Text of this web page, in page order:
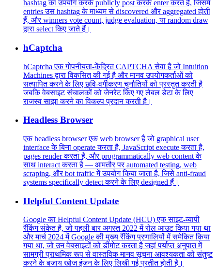
hashtag का उपयोग करके publicly post करके enter करते हैं, जिसमें
entries उस hashtag के माध्यम से discovered और aggregated होती
हैं, और winners vote count, judge evaluation, या random draw
द्वारा select किए जाते हैं।
hCaptcha
hCaptcha एक गोपनीयता-केंद्रित CAPTCHA सेवा है जो Intuition
Machines द्वारा विकसित की गई है और मानव उपयोगकर्ताओं को
सत्यापित करने के लिए छवि-वर्गीकरण चुनौतियों को प्रस्तुत करती है
जबकि वेबसाइट संचालकों को जेनरेट किए गए लेबल डेटा के लिए
राजस्व साझा करने का विकल्प प्रदान करती है।
Headless Browser
एक headless browser एक web browser है जो graphical user
interface के बिना operate करता है, JavaScript execute करता है,
pages render करता है, और programmatically web content के
साथ interact करता है — आमतौर पर automated testing, web
scraping, और bot traffic में उपयोग किया जाता है, जिसे anti-fraud
systems specifically detect करने के लिए designed हैं।
Helpful Content Update
Google का Helpful Content Update (HCU) एक साइट-व्यापी
रैंकिंग संकेत है, जो पहली बार अगस्त 2022 में रोल आउट किया गया था
और मार्च 2024 में Google की मुख्य रैंकिंग प्रणालियों में समेकित किया
गया था, जो उन वेबसाइटों को डीमोट करता है जहां पर्याप्त अनुपात में
सामग्री प्राथमिक रूप से वास्तविक मानव सूचना आवश्यकता को संतुष्ट
करने के बजाय खोज इंजन के लिए लिखी गई प्रतीत होती है।